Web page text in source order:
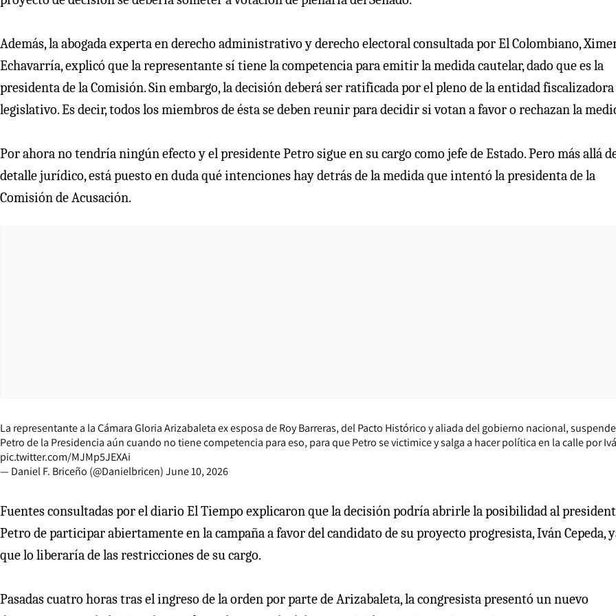
Además, la abogada experta en derecho administrativo y derecho electoral consultada por El Colombiano,
Echavarría, explicó que la representante sí tiene la competencia para emitir la medida cautelar, dado que es la
presidenta de la Comisión. Sin embargo, la decisión deberá ser ratificada por el pleno de la entidad
legislativo. Es decir, todos los miembros de ésta se deben reunir para decidir si votan a favor o rechazan la
Por ahora no tendría ningún efecto y el presidente Petro sigue en su cargo como jefe de Estado. Pero más allá
detalle jurídico, está puesto en duda qué intenciones hay detrás de la medida que intentó la presidenta de la
Comisión de Acusación.
La representante a la Cámara Gloria Arizabaleta ex esposa de Roy Barreras, del Pacto Histórico y aliada del gobierno nacional,
Petro de la Presidencia aún cuando no tiene competencia para eso, para que Petro se victimice y salga a hacer política en la calle por
pic.twitter.com/MJMp5JEXAi
— Daniel F. Briceño (@Danielbricen)June 10, 2026
Fuentes consultadas por el diario El Tiempo explicaron que la decisión podría abrirle la posibilidad al
Petro de participar abiertamente en la campaña a favor del candidato de su proyecto progresista, Iván Cepeda,
que lo liberaría de las restricciones de su cargo.
Pasadas cuatro horas tras el ingreso de la orden por parte de Arizabaleta, la congresista presentó un nuevo